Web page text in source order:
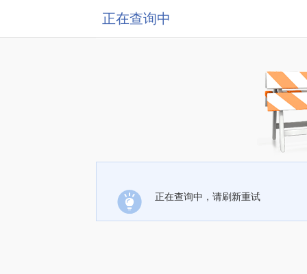
正在查询中
正在查询中，请刷新重试